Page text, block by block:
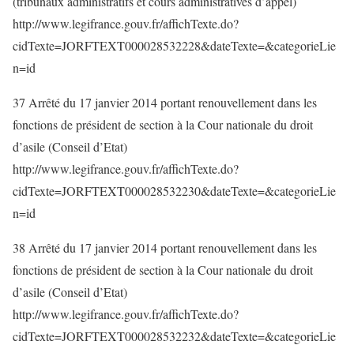
http://www.legifrance.gouv.fr/affichTexte.do?
cidTexte=JORFTEXT000028532228&dateTexte=&categorieLie
n=id
37 Arrêté du 17 janvier 2014 portant renouvellement dans les
fonctions de président de section à la Cour nationale du droit
d’asile (Conseil d’Etat)
http://www.legifrance.gouv.fr/affichTexte.do?
cidTexte=JORFTEXT000028532230&dateTexte=&categorieLie
n=id
38 Arrêté du 17 janvier 2014 portant renouvellement dans les
fonctions de président de section à la Cour nationale du droit
d’asile (Conseil d’Etat)
http://www.legifrance.gouv.fr/affichTexte.do?
cidTexte=JORFTEXT000028532232&dateTexte=&categorieLie